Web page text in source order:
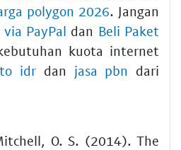
polygon 2026. Jangan
PayPal dan Beli Paket
kuota internet
idr dan jasa pbn dari
O. S. (2014). The